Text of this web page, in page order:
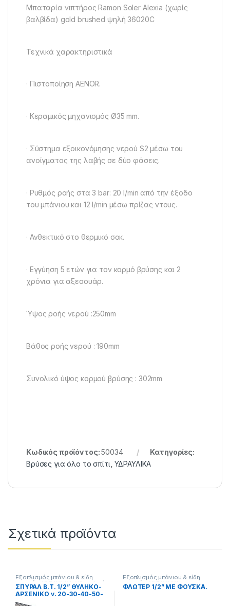
Μπαταρία νιπτήρος Ramon Soler Alexia (χωρίς
βαλβίδα) gold brushed ψηλή 36020C
Τεχνικά χαρακτηριστικά
· Πιστοποίηση AENOR.
· Κεραμικός μηχανισμός Ø35 mm.
· Σύστημα εξοικονόμησης νερού S2 μέσω του
ανοίγματος της λαβής σε δύο φάσεις.
· Ρυθμός ροής στα 3 bar: 20 l/min από την έξοδο
του μπάνιου και 12 l/min μέσω πρίζας ντους.
· Ανθεκτικό στο θερμικό σοκ.
· Εγγύηση 5 ετών για τον κορμό βρύσης και 2
χρόνια για αξεσουάρ.
Ύψος ροής νερού :250mm
Βάθος ροής νερού : 190mm
Συνολικό ύψος κορμού βρύσης : 302mm
Κωδικός προϊόντος:50034
Κατηγορίες:
Βρύσες για όλο το σπίτι ΥΔΡΑΥΛΙΚΑ
Σχετικά προϊόντα
Εξοπλισμός μπάνιου & είδη
υγιεινής, ΥΔΡΑΥΛΙΚΑ,Υδραυλικά
εξαρτήματα
ΣΠΥΡΑΛ Β.Τ. 1/2” ΘΥΛΗΚΟ-
ΑΡΣΕΝΙΚΟ ν. 20-30-40-50-
60-80-100cm
Εξοπλισμός μπάνιου & είδη
υγιεινής,ΥΔΡΑΥΛΙΚΑ
ΦΛΩΤΕΡ 1/2” ΜΕ ΦΟΥΣΚΑ.